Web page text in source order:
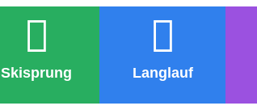
Skisprung Langlauf